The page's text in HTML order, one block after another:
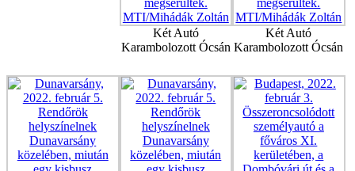
Két Autó
Karambolozott Ócsán
Két Autó
Karambolozott Ócsán